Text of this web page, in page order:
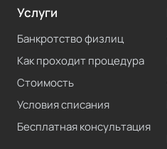
Услуги
Банкротство физлиц
Как проходит процедура
Стоимость
Условия списания
Бесплатная консультация